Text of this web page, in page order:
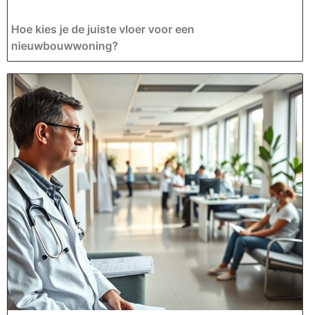
Hoe kies je de juiste vloer voor een
nieuwbouwwoning?